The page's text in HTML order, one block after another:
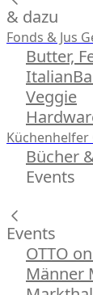
& dazu
Fonds & Jus
Butter,
Veggie
Küchenhelfer
Bücher
Events
Events
OTTO
Männer